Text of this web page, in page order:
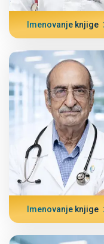
Imenovanje knjige
Imenovanje knjige